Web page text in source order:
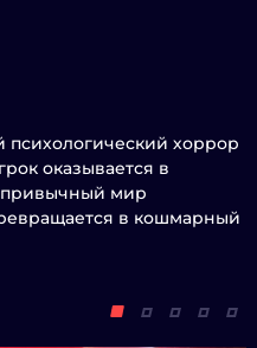
хоррор
оказывается в
привычный мир
в кошмарный